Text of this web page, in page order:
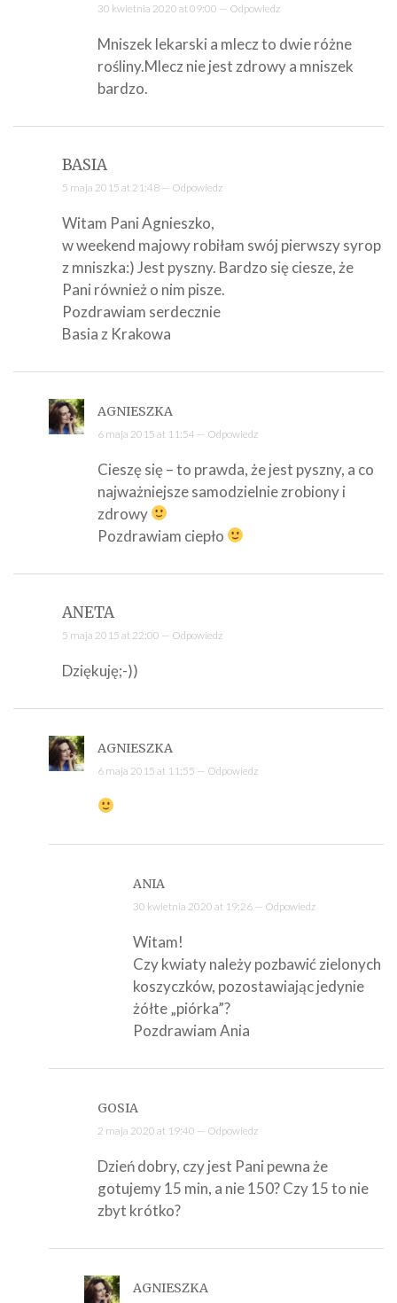
30 kwietnia 2020 at 09:00 — Odpowiedz
Mniszek lekarski a mlecz to dwie różne
rośliny.Mlecz nie jest zdrowy a mniszek
bardzo.
BASIA
5 maja 2015 at 21:48 — Odpowiedz
Witam Pani Agnieszko,
w weekend majowy robiłam swój pierwszy syrop
z mniszka:) Jest pyszny. Bardzo się ciesze, że
Pani również o nim pisze.
Pozdrawiam serdecznie
Basia z Krakowa
AGNIESZKA
6 maja 2015 at 11:54 — Odpowiedz
Cieszę się – to prawda, że jest pyszny, a co
najważniejsze samodzielnie zrobiony i
zdrowy
Pozdrawiam ciepło
ANETA
5 maja 2015 at 22:00 — Odpowiedz
Dziękuję;-))
AGNIESZKA
6 maja 2015 at 11:55 — Odpowiedz
ANIA
30 kwietnia 2020 at 19:26 — Odpowiedz
Witam!
Czy kwiaty należy pozbawić zielonych
koszyczków, pozostawiając jedynie
żółte „piórka”?
Pozdrawiam Ania
GOSIA
2 maja 2020 at 19:40 — Odpowiedz
Dzień dobry, czy jest Pani pewna że
gotujemy 15 min, a nie 150? Czy 15 to nie
zbyt krótko?
AGNIESZKA